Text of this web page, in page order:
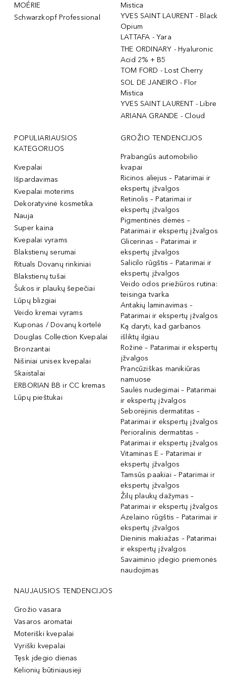
MOÉRIE
Schwarzkopf Professional
Mistica
YVES SAINT LAURENT - Black
Opium
LATTAFA - Yara
THE ORDINARY - Hyaluronic
Acid 2% + B5
TOM FORD - Lost Cherry
SOL DE JANEIRO - Flor
Mistica
YVES SAINT LAURENT - Libre
ARIANA GRANDE - Cloud
POPULIARIAUSIOS
KATEGORIJOS
Kvepalai
Išpardavimas
Kvepalai moterims
Dekoratyvinė kosmetika
Nauja
Super kaina
Kvepalai vyrams
Blakstienų serumai
Rituals Dovanų rinkiniai
Blakstienų tušai
Šukos ir plaukų šepečiai
Lūpų blizgiai
Veido kremai vyrams
Kuponas / Dovanų kortelė
Douglas Collection Kvepalai
Bronzantai
Nišiniai unisex kvepalai
Skaistalai
ERBORIAN BB ir CC kremas
Lūpų pieštukai
GROŽIO TENDENCIJOS
Prabangūs automobilio
kvapai
Ricinos aliejus – Patarimai ir
ekspertų įžvalgos
Retinolis – Patarimai ir
ekspertų įžvalgos
Pigmentinės dėmės –
Patarimai ir ekspertų įžvalgos
Glicerinas – Patarimai ir
ekspertų įžvalgos
Salicilo rūgštis – Patarimai ir
ekspertų įžvalgos
Veido odos priežiūros rutina:
teisinga tvarka
Antakių laminavimas –
Patarimai ir ekspertų įžvalgos
Ką daryti, kad garbanos
išliktų ilgiau
Rožinė – Patarimai ir ekspertų
įžvalgos
Prancūziškas manikiūras
namuose
Saulės nudegimai – Patarimai
ir ekspertų įžvalgos
Seborėjinis dermatitas –
Patarimai ir ekspertų įžvalgos
Perioralinis dermatitas –
Patarimai ir ekspertų įžvalgos
Vitaminas E – Patarimai ir
ekspertų įžvalgos
Tamsūs paakiai – Patarimai ir
ekspertų įžvalgos
Žilų plaukų dažymas –
Patarimai ir ekspertų įžvalgos
Azelaino rūgštis – Patarimai ir
ekspertų įžvalgos
Dieninis makiažas – Patarimai
ir ekspertų įžvalgos
Savaiminio įdegio priemonės
naudojimas
NAUJAUSIOS TENDENCIJOS
Grožio vasara
Vasaros aromatai
Moteriški kvepalai
Vyriški kvepalai
Tęsk įdegio dienas
Kelionių būtiniausieji